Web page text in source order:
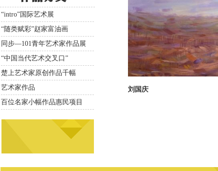
“intro”国际艺术展
“随类赋彩”赵家富油画
同步—101青年艺术家作品展
“中国当代艺术交叉口”
楚上艺术家原创作品千幅
艺术家作品
百位名家小幅作品惠民项目
刘国庆